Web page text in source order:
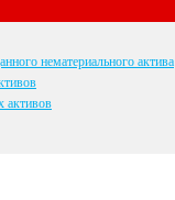
нематериального актива
активов